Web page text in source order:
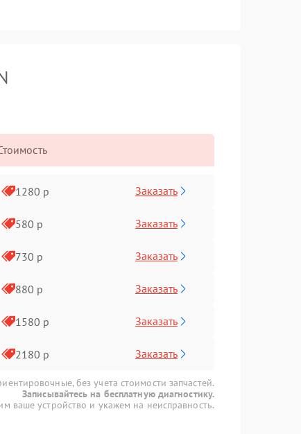
1280 р Заказать
580 р Заказать
730 р Заказать
880 р Заказать
1580 р Заказать
2180 р Заказать
без учета стоимости запчастей.
Записывайтесь на бесплатную диагностику.
ваше устройство и укажем на неисправность.